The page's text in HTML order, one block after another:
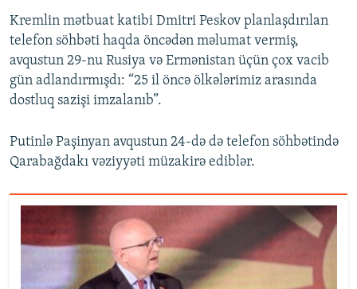
Kremlin mətbuat katibi Dmitri Peskov planlaşdırılan
telefon söhbəti haqda öncədən məlumat vermiş,
avqustun 29-nu Rusiya və Ermənistan üçün çox vacib
gün adlandırmışdı: “25 il öncə ölkələrimiz arasında
dostluq sazişi imzalanıb”.
Putinlə Paşinyan avqustun 24-də də telefon söhbətində
Qarabağdakı vəziyyəti müzakirə ediblər.